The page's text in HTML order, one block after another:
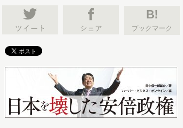
B!
ブックマーク